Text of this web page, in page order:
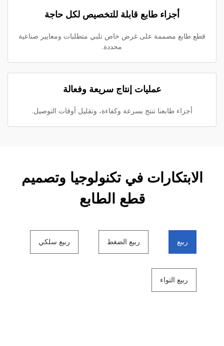
أجزاء طابع قابلة للتخصيص لكل حاجة
قطع طابع مصممة على غرض خاص تلبي متطلبات ومعايير صناعية
محددة.
عمليات إنتاج سريعة وفعالة
أجزاء طابعنا تنتج بسرعة وكفاءة، وتقليل أوقات التوصيل.
الابتكارات في تكنولوجيا وتصميم
قطع الطابع
ربيع ربيع الضغط ربيع سلكي
ربيع التواء